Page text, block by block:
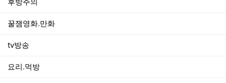
꿀잼영화.만화
tv방송
요리.먹방